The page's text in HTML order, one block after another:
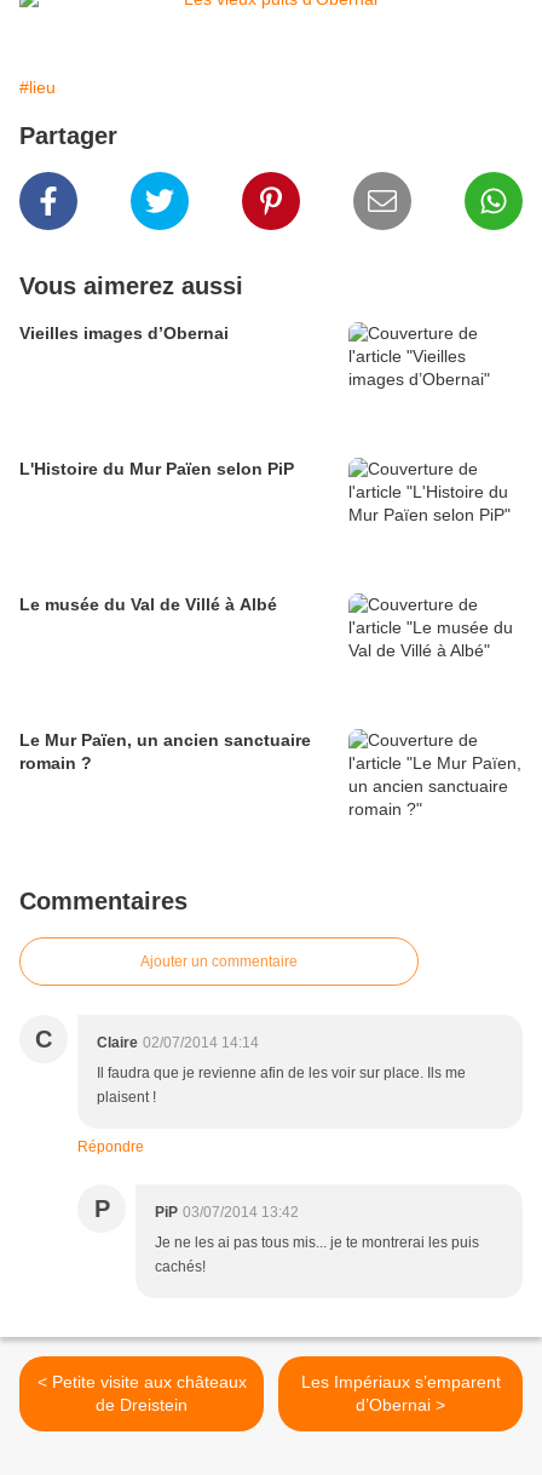
#lieu
Partager
Vous aimerez aussi
Vieilles images d’Obernai
L'Histoire du Mur Païen selon PiP
Le musée du Val de Villé à Albé
Le Mur Païen, un ancien sanctuaire
romain ?
Commentaires
Ajouter un commentaire
C Claire 02/07/2014 14:14
Il faudra que je revienne afin de les voir sur place. Ils me
plaisent !
Répondre
P PiP 03/07/2014 13:42
Je ne les ai pas tous mis... je te montrerai les puis
cachés!
< Petite visite aux châteaux
de Dreistein
Les Impériaux s’emparent
d’Obernai >